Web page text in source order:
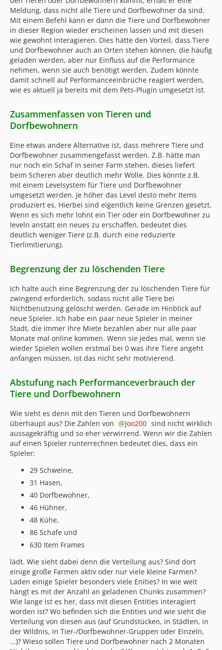
Meldung, dass nicht alle Tiere und Dorfbewohner da sind.
Mit einem Befehl kann er dann die Tiere und Dorfbewohner
in dieser Region wieder erscheinen lassen und mit diesen
wie gewohnt interagieren. Dies hätte den Vorteil, dass Tiere
und Dorfbewohner auch an Orten stehen können, die häufig
geladen werden, aber nur Einfluss auf die Performance
nehmen, wenn sie auch benötigt werden. Zudem könnte
damit schnell auf Performanceeinbrüche reagiert werden,
wie es aktuell ja bereits mit dem Pets-Plugin umgesetzt ist.
Zusammenfassen von Tieren und
Dorfbewohnern
Eine etwas andere Alternative ist, dass mehrere Tiere und
Dorfbewohner zusammengefasst werden. Z.B. hätte man
nur noch ein Schaf in seiner Farm stehen, dieses liefert
beim Scheren aber deutlich mehr Wolle. Dies könnte z.B.
mit einem Levelsystem für Tiere und Dorfbewohner
umgesetzt werden. Je höher das Level desto mehr Items
produziert es. Hierbei sind eigentlich keine Grenzen gesetzt.
Wenn es sich mehr lohnt ein Tier oder ein Dorfbewohner zu
leveln anstatt ein neues zu erschaffen, bedeutet dies
deutlich weniger Tiere (z.B. durch eine reduzierte
Tierlimitierung).
Begrenzung der zu löschenden Tiere
Ich halte auch eine Begrenzung der zu löschenden Tiere für
zwingend erforderlich, sodass nicht alle Tiere bei
Nichtbenutzung gelöscht werden. Gerade im Hinblick auf
neue Spieler. Ich habe ein paar neue Spieler in meiner
Stadt, die immer ihre Miete bezahlen aber nur alle paar
Monate mal online kommen. Wenn sie jedes mal, wenn sie
wieder Spielen wollen erstmal bei 0 was ihre Tiere angeht
anfangen müssen, ist das nicht sehr motivierend.
Abstufung nach Performanceverbrauch der
Tiere und Dorfbewohnern
Wie sieht es denn mit den Tieren und Dorfbewohnern
überhaupt aus? Die Zahlen von
Joo200 sind nicht wirklich
aussagekräftig und so eher verwirrend. Wenn wir die Zahlen
auf einen Spieler runterrechnen bedeutet dies, dass ein
Spieler:
29 Schweine,
31 Hasen,
40 Dorfbewohner,
46 Hühner,
48 Kühe,
86 Schafe und
630 Item Frames
lädt. Wie sieht dabei denn die Verteilung aus? Sind dort
einige große Farmen aktiv oder nur viele kleine Farmen?
Laden einige Spieler besonders viele Enities? In wie weit
hängt es mit der Anzahl an geladenen Chunks zusammen?
Wie lange ist es her, dass mit diesen Entities interagiert
worden ist? Wo befinden sich die Entities und wie sieht die
Verteilung von diesen aus (auf Grundstücken, in Städten, in
der Wildnis, in Tier-/Dorfbewohner-Gruppen oder Einzeln,
...)? Wieso sollen Tiere und Dorfbewohner nach 2 Monaten